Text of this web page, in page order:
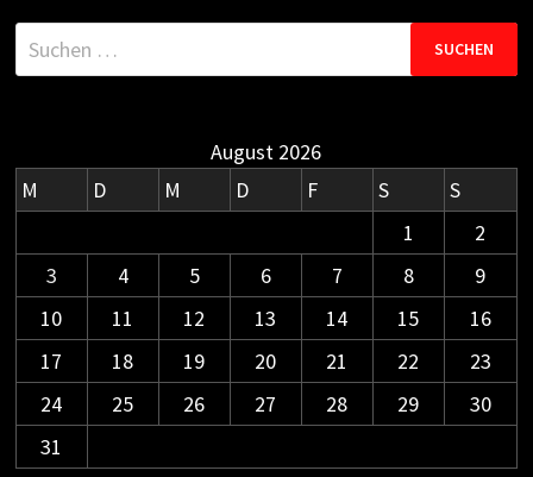
Suchen
nach:
August 2026
M
D M D F S
S
1
2
3
4 5 6 7 8
9
10
11 12 13 14 15
16
17
18 19 20 21 22
23
24
25 26 27 28 29
30
31